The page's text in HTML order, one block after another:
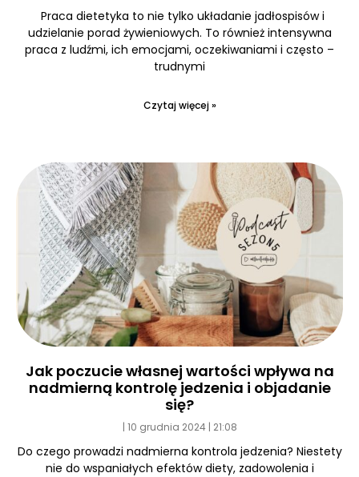
Praca dietetyka to nie tylko układanie jadłospisów i
udzielanie porad żywieniowych. To również intensywna
praca z ludźmi, ich emocjami, oczekiwaniami i często –
trudnymi
Czytaj więcej »
Jak poczucie własnej wartości wpływa na
nadmierną kontrolę jedzenia i objadanie
się?
10 grudnia 2024 21:08
Do czego prowadzi nadmierna kontrola jedzenia? Niestety
nie do wspaniałych efektów diety, zadowolenia i